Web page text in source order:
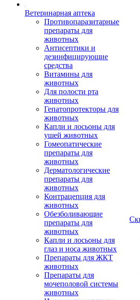
Ветеринарная аптека
Противопаразитарные
препараты для
животных
Антисептики и
дезинфицирующие
средства
Витамины для
животных
Для полости рта
животных
Гепатопротекторы для
животных
Капли и лосьоны для
ушей животных
Гомеопатические
препараты для
животных
Дерматологические
препараты для
животных
Контрацепция для
животных
Обезболивающие
препараты для
животных
Капли и лосьоны для
глаз и носа животных
Препараты для ЖКТ
животных
Препараты для
мочеполовой системы
животных